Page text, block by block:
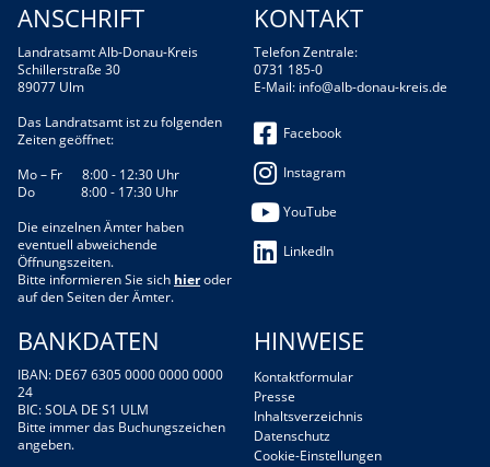
ANSCHRIFT
Landratsamt Alb-Donau-Kreis
Schillerstraße 30
89077 Ulm
Das Landratsamt ist zu folgenden
Zeiten geöffnet:
Mo – Fr 8:00 - 12:30 Uhr
Do 8:00 - 17:30 Uhr
Die einzelnen Ämter haben
eventuell abweichende
Öffnungszeiten.
Bitte informieren Sie sich hieroder
auf den Seiten der Ämter.
KONTAKT
Telefon Zentrale:
0731 185-0
E-Mail: info@alb-donau-kreis.de
Facebook
Instagram
YouTube
LinkedIn
BANKDATEN
IBAN: DE67 6305 0000 0000 0000
24
BIC: SOLA DE S1 ULM
Bitte immer das Buchungszeichen
angeben.
HINWEISE
Kontaktformular
Presse
Inhaltsverzeichnis
Datenschutz
Cookie-Einstellungen